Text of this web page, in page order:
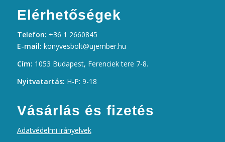
Elérhetőségek
Telefon: +36 1 2660845
E-mail: konyvesbolt@ujember.hu
Cím: 1053 Budapest, Ferenciek tere 7-8.
Nyitvatartás: H-P: 9-18
Vásárlás és fizetés
Adatvédelmi irányelvek